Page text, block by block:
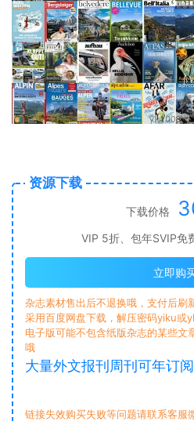
资源下载
下载价格
VIP 5折、包年SVIP免
立即购
杂志素材售出后不退换哦，支付后刷
采用百度网盘下载，解压密码yiku或
电子版可能不包含纸版杂志的某些文
哦
大量外文报刊周刊可年订
链接失效购买失败等问题请联系客服